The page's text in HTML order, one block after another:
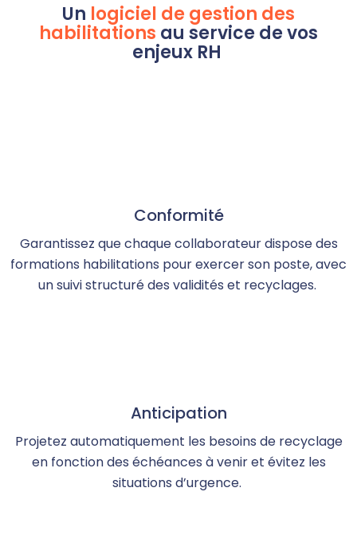
Un logiciel de gestion des
habilitations au service de vos
enjeux RH
Conformité
Garantissez que chaque collaborateur dispose des
formations habilitations pour exercer son poste, avec
un suivi structuré des validités et recyclages.
Anticipation
Projetez automatiquement les besoins de recyclage
en fonction des échéances à venir et évitez les
situations d’urgence.